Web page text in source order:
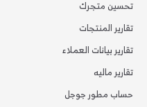
تحسين متجرك
تقارير المنتجات
تقارير بيانات العملاء
تقارير ماليه
حساب مطور جوجل